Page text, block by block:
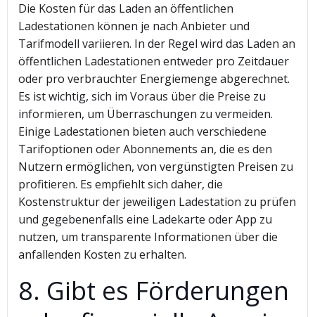
Die Kosten für das Laden an öffentlichen
Ladestationen können je nach Anbieter und
Tarifmodell variieren. In der Regel wird das Laden an
öffentlichen Ladestationen entweder pro Zeitdauer
oder pro verbrauchter Energiemenge abgerechnet.
Es ist wichtig, sich im Voraus über die Preise zu
informieren, um Überraschungen zu vermeiden.
Einige Ladestationen bieten auch verschiedene
Tarifoptionen oder Abonnements an, die es den
Nutzern ermöglichen, von vergünstigten Preisen zu
profitieren. Es empfiehlt sich daher, die
Kostenstruktur der jeweiligen Ladestation zu prüfen
und gegebenenfalls eine Ladekarte oder App zu
nutzen, um transparente Informationen über die
anfallenden Kosten zu erhalten.
8. Gibt es Förderungen